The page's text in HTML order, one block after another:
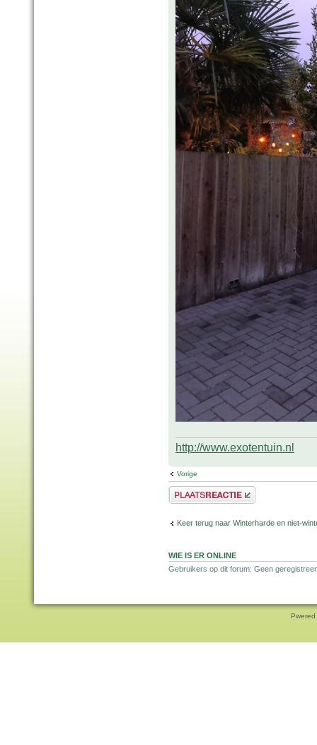
http://www.exotentuin.nl
Vorige
Plaats een reactie
Keer terug naar Winterharde en niet-
WIE IS ER ONLINE
Gebruikers op dit forum: Geen